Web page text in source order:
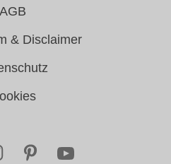
AGB
& Disclaimer